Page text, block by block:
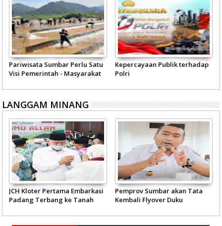
Pariwisata Sumbar Perlu Satu
Visi Pemerintah - Masyarakat
Kepercayaan Publik terhadap
Polri
LANGGAM MINANG
JCH Kloter Pertama Embarkasi
Padang Terbang ke Tanah
Pemprov Sumbar akan Tata
Kembali Flyover Duku